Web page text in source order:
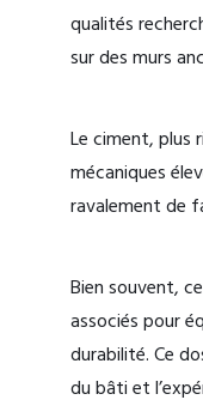
qualités
sur des murs
Le ciment, plus
mécaniques
ravalement de
Bien souvent,
associés pour
durabilité. Ce
du bâti et